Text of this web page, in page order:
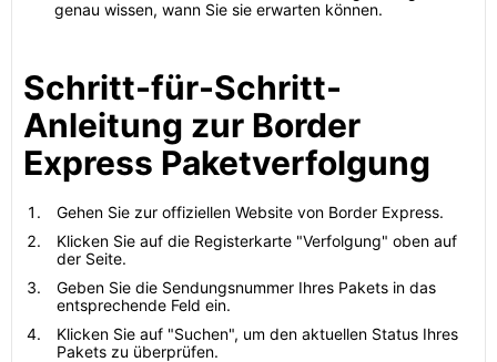
genau wissen, wann Sie sie erwarten können.
Schritt-für-Schritt-
Anleitung zur Border
Express Paketverfolgung
Gehen Sie zur offiziellen Website von Border Express.
Klicken Sie auf die Registerkarte "Verfolgung" oben auf
der Seite.
Geben Sie die Sendungsnummer Ihres Pakets in das
entsprechende Feld ein.
Klicken Sie auf "Suchen", um den aktuellen Status Ihres
Pakets zu überprüfen.